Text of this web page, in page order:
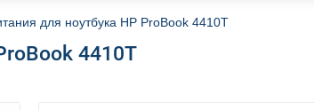
для ноутбука HP ProBook 4410T
4410T